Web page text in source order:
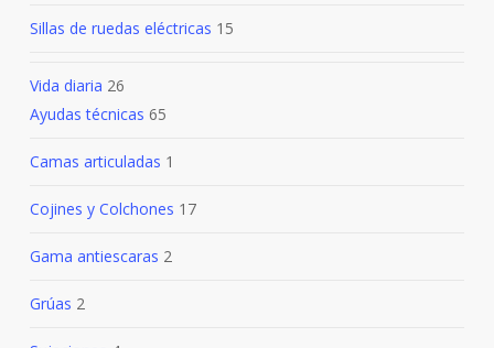
Sillas de ruedas eléctricas 15
Vida diaria 26
Ayudas técnicas 65
Camas articuladas 1
Cojines y Colchones 17
Gama antiescaras 2
Grúas 2